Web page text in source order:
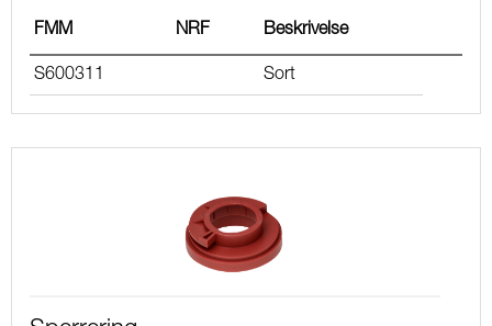
FMM NRF Beskrivelse
S600311 Sort